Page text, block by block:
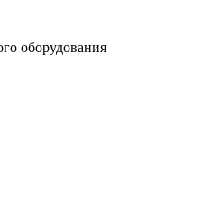
оборудования